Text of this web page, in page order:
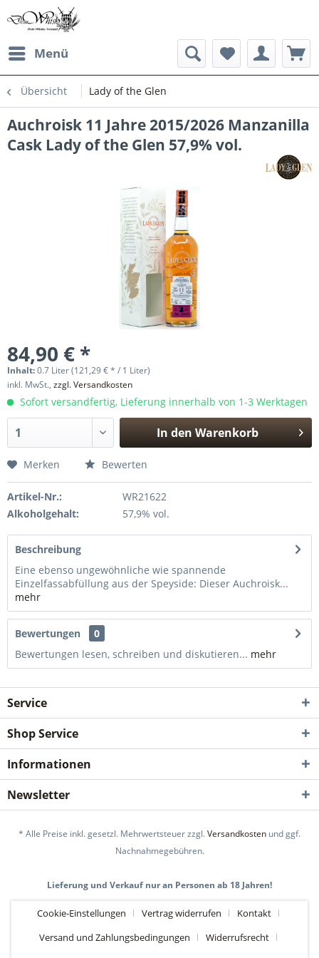
Menü
Übersicht Lady of the Glen
Auchroisk 11 Jahre 2015/2026 Manzanilla
Cask Lady of the Glen 57,9% vol.
84,90 € *
Inhalt:0.7 Liter (121,29 € * / 1 Liter)
inkl. MwSt., zzgl. Versandkosten
Sofort versandfertig, Lieferung innerhalb von 1-3 Werktagen
In den Warenkorb
Merken Bewerten
Artikel-Nr.:
WR21622
Alkoholgehalt:
57,9% vol.
Beschreibung
Eine ebenso ungewöhnliche wie spannende
Einzelfassabfüllung aus der Speyside: Dieser Auchroisk...
mehr
Bewertungen
0
Bewertungen lesen, schreiben und diskutieren... mehr
Service
Shop Service
Informationen
Newsletter
* Alle Preise inkl. gesetzl. Mehrwertsteuer zzgl.Versandkosten und ggf.
Nachnahmegebühren.
Lieferung und Verkauf nur an Personen ab 18 Jahren!
Cookie-Einstellungen Vertrag widerrufen
Kontakt
Versand und Zahlungsbedingungen
Widerrufsrecht